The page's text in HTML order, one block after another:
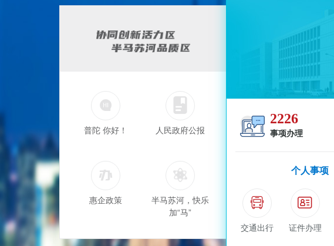
普陀 你好！ 人民政府公报
惠企政策
半马苏河，快乐
加“马”
2226
事项办理
个人事项
交通出行 证件办理